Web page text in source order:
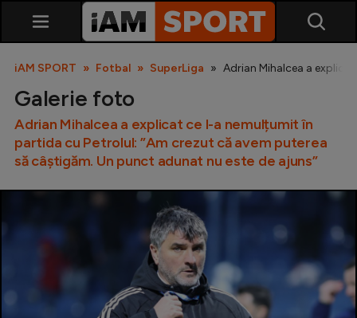
SuperLiga
Cupa României
Echipa Națională
iAM SPORT Fotbal SuperLiga Adrian Mihalcea a
Galerie foto
Adrian Mihalcea a explicat ce l-a nemulțumit în
partida cu Petrolul: ”Am crezut că avem puterea
să câștigăm. Un punct adunat nu este de ajuns”